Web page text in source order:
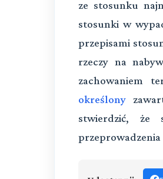
ze stosunku
stosunki w
przepisami
rzeczy na
zachowaniem
określony
stwierdzić, że
przeprowadzenia